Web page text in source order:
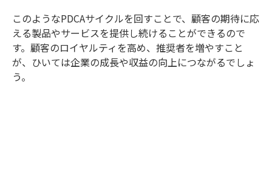
このようなPDCAサイクルを回すことで、顧客の期待に応
える製品やサービスを提供し続けることができるので
す。顧客のロイヤルティを高め、推奨者を増やすこと
が、ひいては企業の成長や収益の向上につながるでしょ
う。